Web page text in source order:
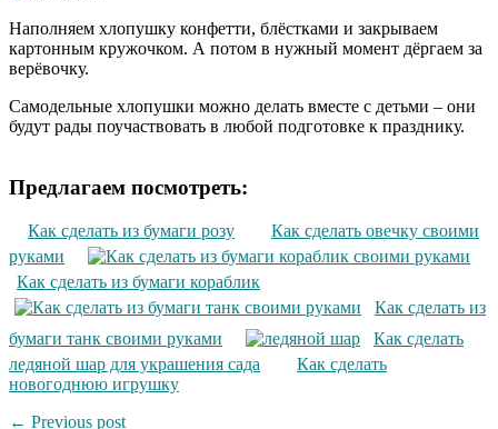
Наполняем хлопушку конфетти, блёстками и закрываем
картонным кружочком. А потом в нужный момент дёргаем за
верёвочку.
Самодельные хлопушки можно делать вместе с детьми – они
будут рады поучаствовать в любой подготовке к празднику.
Предлагаем посмотреть:
Как сделать из бумаги розу
Как сделать овечку своими
руками
Как сделать из бумаги кораблик
Как сделать из
бумаги танк своими руками
Как сделать
ледяной шар для украшения сада
Как сделать
новогоднюю игрушку
← Previous post